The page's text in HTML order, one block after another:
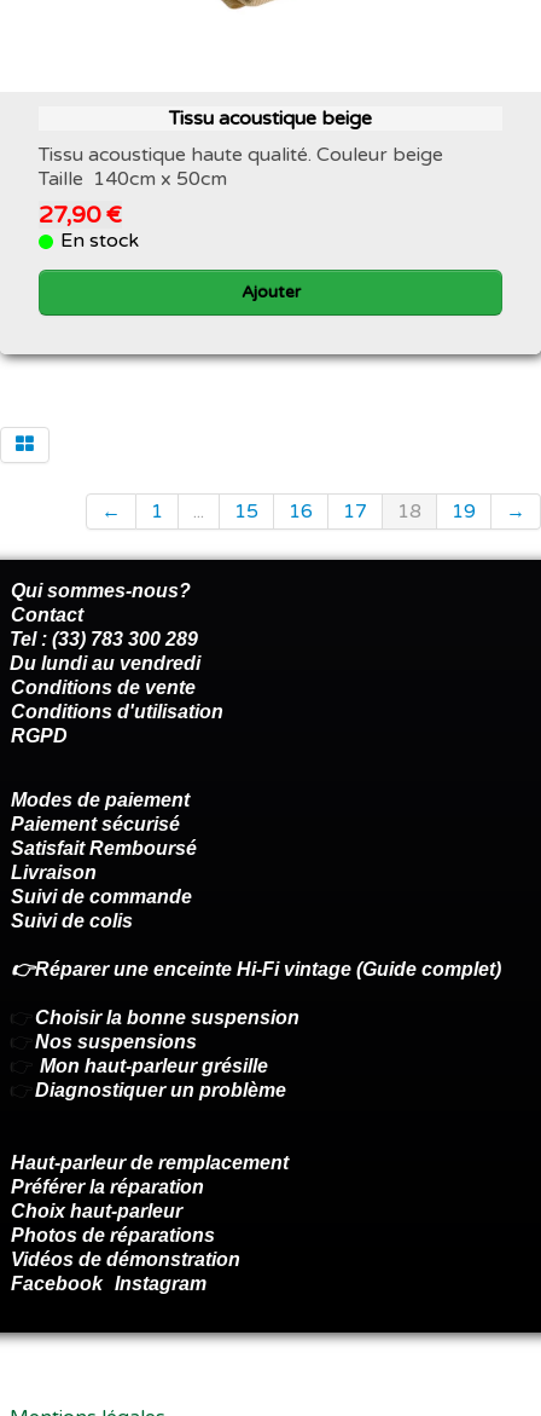
Tissu acoustique beige
Tissu acoustique haute qualité. Couleur beige
Taille 140cm x 50cm
27,90 €
En stock
Ajouter
← 1 ... 15 16 17 18 19 →
Qui sommes-nous?
Contact
Tel : (33) 783 300 289
Du lundi au vendredi
Conditions de vente
Conditions d'utilisation
RGPD
Modes de paiement
Paiement sécurisé
Satisfait Remboursé
Livraison
Suivi de commande
Suivi de colis
👉Réparer une enceinte Hi-Fi vintage (Guide complet)
👉 Choisir la bonne suspension
👉 Nos suspensions
👉 Mon haut-parleur grésille
👉 Diagnostiquer un problème
Haut-parleur de remplacement
Préférer la réparation
Choix haut-parleur
Photos de réparations
Vidéos de démonstration
Facebook Instagram